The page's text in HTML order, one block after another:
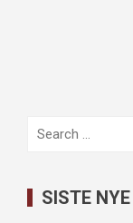
Search
SISTE NYE